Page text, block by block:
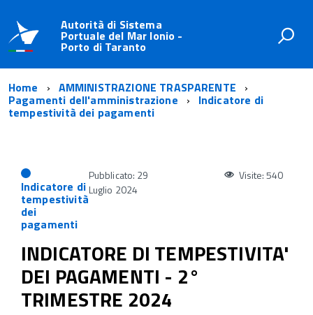
Autorità di Sistema
Portuale del Mar Ionio -
Porto di Taranto
Home AMMINISTRAZIONE TRASPARENTE
Pagamenti dell'amministrazione Indicatore di
tempestività dei pagamenti
Indicatore di
tempestività
dei
pagamenti
Pubblicato: 29
Luglio 2024
Visite: 540
INDICATORE DI TEMPESTIVITA'
DEI PAGAMENTI - 2°
TRIMESTRE 2024